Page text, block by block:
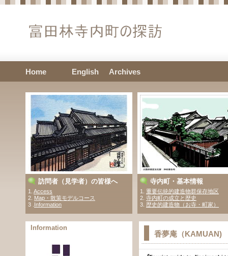
訪問者（見学者）の皆様へ
1. Access
2. Map・散策モデルコース
3 . Information
寺内町・基本情報
1. 重要伝統的建造物群保存地区
2. 寺内町の成立と歴史
3. 歴史的建造物（お寺・町家）
香夢庵（KAMUAN)
Information
Home English Archives